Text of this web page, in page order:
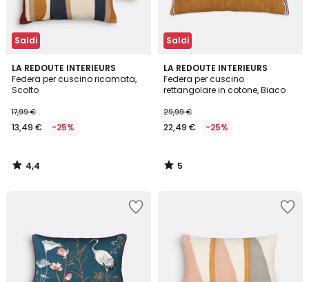
Saldi
LA REDOUTE INTERIEURS
Federa per cuscino ricamata,
Scolto
17,99 €
13,49 € -25%
4,4
/ 5
4,4
/
Saldi
LA REDOUTE INTERIEURS
Federa per cuscino
rettangolare in cotone, Biaco
29,99 €
22,49 € -25%
5
/
5
5
/